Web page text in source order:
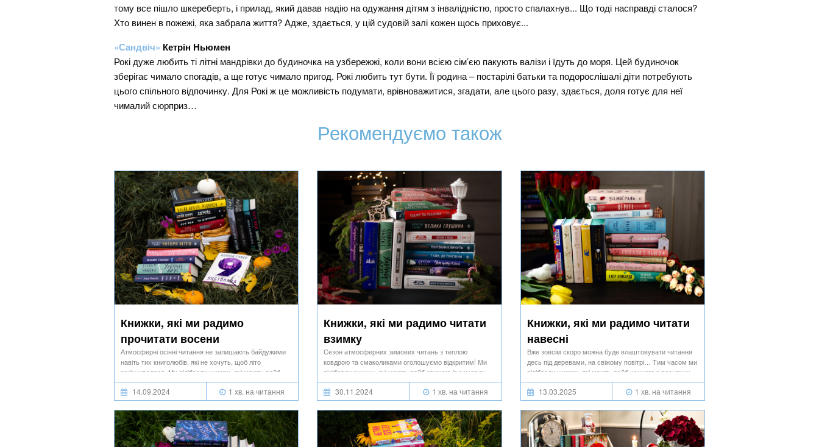
тому все пішло шкереберть, і прилад, який давав надію на одужання дітям з інвалідністю, просто спалахнув... Що тоді насправді сталося?
Хто винен в пожежі, яка забрала життя? Адже, здається, у цій судовій залі кожен щось приховує...
«Сандвіч» Кетрін Ньюмен
Рокі дуже любить ті літні мандрівки до будиночка на узбережжі, коли вони всією сім’єю пакують валізи і їдуть до моря. Цей будиночок
зберігає чимало спогадів, а ще готує чимало пригод. Рокі любить тут бути. Її родина – постарілі батьки та подорослішалі діти потребують
цього спільного відпочинку. Для Рокі ж це можливість подумати, врівноважитися, згадати, але цього разу, здається, доля готує для неї
чималий сюрприз…
Рекомендуємо також
Книжки, які ми радимо
прочитати восени
Атмосферні осінні читання не залишають байдужими
навіть тих книголюбів, які не хочуть, щоб літо
закінчувалося. Ми підібрали книжки, які мають вайб
кожного з осінніх місяців.
14.09.2024 1 хв. на читання
Книжки, які ми радимо читати
взимку
Сезон атмосферних зимових читань з теплою
ковдрою та смаколиками оголошуємо відкритим! Ми
підібрали книжки, які мають вайб кожного із зимових
місяців.
30.11.2024 1 хв. на читання
Книжки, які ми радимо читати
навесні
Вже зовсім скоро можна буде влаштовувати читання
десь під деревами, на свіжому повітрі… Тим часом ми
підібрали книжки, які мають вайб кожного з весняних
місяців.
13.03.2025 1 хв. на читання